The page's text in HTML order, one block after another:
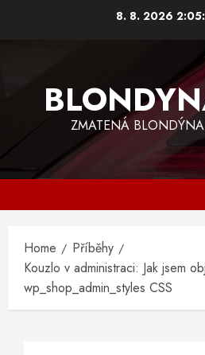
8. 8. 2026
ZMATENÁ
Home
Příběhy
Kouzlo v administraci: Jak jsem
wp_shop_admin_styles CSS